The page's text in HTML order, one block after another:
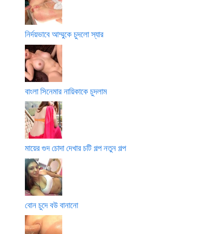
নির্দয়ভাবে আম্মুকে চুদলো স্যার
বাংলা সিনেমার নায়িকাকে চুদলাম
মায়ের গুদ চোদা দেখার চটি গল্প নতুন গল্প
বোন চুদে বউ বানানো